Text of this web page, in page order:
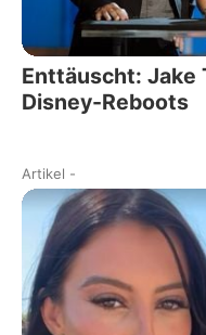
Enttäuscht: Jake
Disney-Reboots
Artikel -